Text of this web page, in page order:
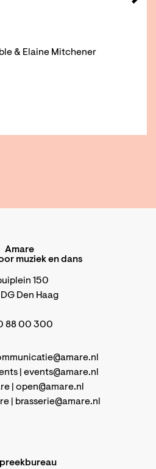
& Elaine Mitchener
Amare
muziek en dans
150
DG Den Haag
88 00 300
| events@amare.nl
| open@amare.nl
| brasserie@amare.nl